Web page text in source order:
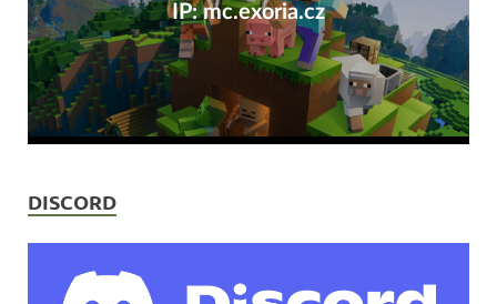
IP: mc.exoria.cz
DISCORD